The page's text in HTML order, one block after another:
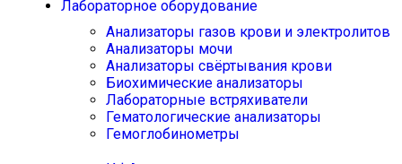
Лабораторное оборудование
Анализаторы газов крови и электролитов
Анализаторы мочи
Анализаторы свёртывания крови
Биохимические анализаторы
Лабораторные встряхиватели
Гематологические анализаторы
Гемоглобинометры